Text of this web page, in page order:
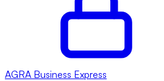
AGRA Business Express